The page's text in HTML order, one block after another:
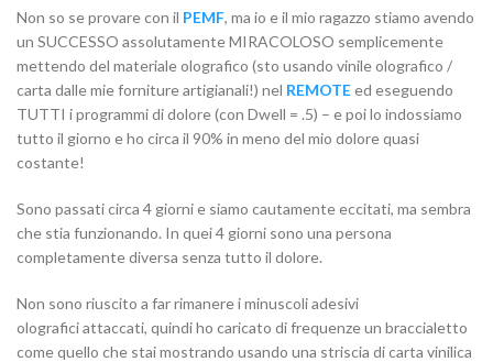
Non so se provare con il PEMF, ma io e il mio ragazzo stiamo avendo
un SUCCESSO assolutamente MIRACOLOSO semplicemente
mettendo del materiale olografico (sto usando vinile olografico /
carta dalle mie forniture artigianali!) nel REMOTEed eseguendo
TUTTI i programmi di dolore (con Dwell = .5) – e poi lo indossiamo
tutto il giorno e ho circa il 90% in meno del mio dolore quasi
costante!
Sono passati circa 4 giorni e siamo cautamente eccitati, ma sembra
che stia funzionando. In quei 4 giorni sono una persona
completamente diversa senza tutto il dolore.
Non sono riuscito a far rimanere i minuscoli adesivi
olografici attaccati, quindi ho caricato di frequenze un braccialetto
come quello che stai mostrando usando una striscia di carta vinilica